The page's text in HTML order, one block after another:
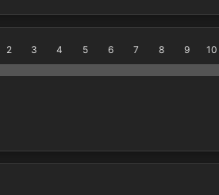
2 3 4 5 6 7 8 9 10